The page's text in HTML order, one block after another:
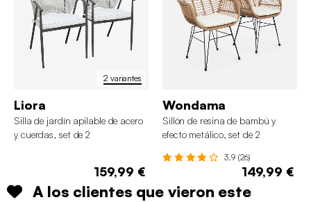
2 variantes
Liora
Silla de jardín apilable de acero
y cuerdas, set de 2
159,99 €
Wondama
Sillón de resina de bambú y
efecto metálico, set de 2
3.9 (26)
149,99 €
A los clientes que vieron este